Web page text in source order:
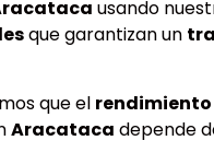
usando
que garantizan un
que el
Aracataca depende